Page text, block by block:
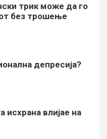
трик може да го
без трошење
депресија?
исхрана влијае на